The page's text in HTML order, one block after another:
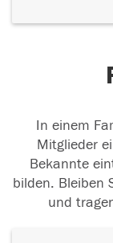
In einem
Mitglieder
Bekannte
bilden. Bleiben
und